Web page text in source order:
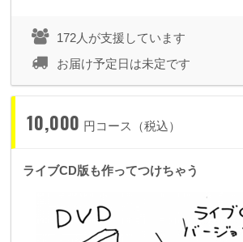
172人が支援しています
お届け予定日は未定です
10,000 円コース（税込）
ライブCD版も作ってつけちゃう